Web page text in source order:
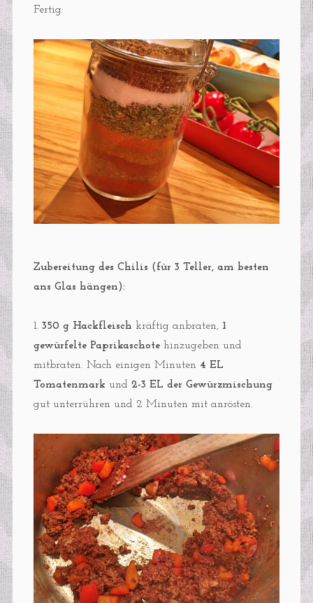
Fertig:
Zubereitung des Chilis (für 3 Teller, am besten
ans Glas hängen):
1. 350 g Hackfleisch kräftig anbraten, 1
gewürfelte Paprikaschotehinzugeben und
mitbraten. Nach einigen Minuten 4 EL
Tomatenmark und 2-3 EL der Gewürzmischung
gut unterrühren und 2 Minuten mit anrösten.